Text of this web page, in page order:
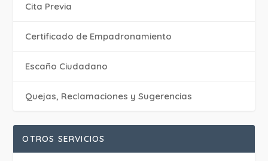
Cita Previa
Certificado de Empadronamiento
Escaño Ciudadano
Quejas, Reclamaciones y Sugerencias
OTROS SERVICIOS